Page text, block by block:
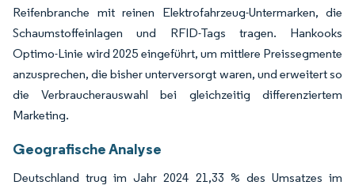
Reifenbranche mit reinen Elektrofahrzeug-Untermarken, die
Schaumstoffeinlagen und RFID-Tags tragen. Hankooks
Optimo-Linie wird 2025 eingeführt, um mittlere Preissegmente
anzusprechen, die bisher unterversorgt waren, und erweitert so
die Verbraucherauswahl bei gleichzeitig differenziertem
Marketing.
Geografische Analyse
Deutschland trug im Jahr 2024 21,33 % des Umsatzes im